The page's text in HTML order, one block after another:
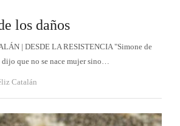
los daños
| DESDE LA RESISTENCIA "Simone de
que no se nace mujer sino…
Catalán